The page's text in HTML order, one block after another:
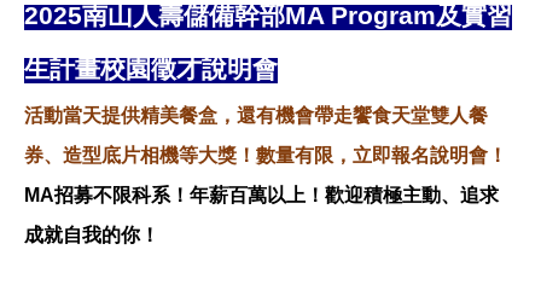
2025南山人壽儲備幹部MA Program及實習
生計畫校園徵才說明會
活動當天提供精美餐盒 ，還有機會帶走饗食天堂雙人餐
券、造型底片相機等大獎！ 數量有限，立即報名說明會！
MA招募不限科系！ 年薪百萬以上 ！歡迎積極主動、追求
成就自我的你！